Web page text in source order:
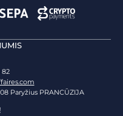
82
Paryžius PRANCŪZIJA